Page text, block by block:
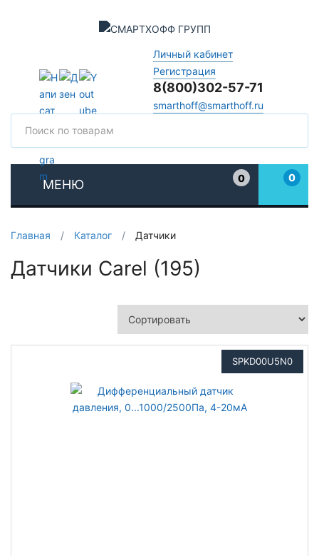
Личный кабинет
Регистрация
8(800)302-57-71
smarthoff@smarthoff.ru
МЕНЮ
0
0
Главная / Каталог / Датчики
Датчики Carel (195)
SPKD00U5N0